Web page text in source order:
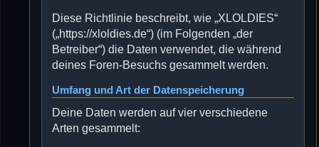
Diese Richtlinie beschreibt, wie „XLOLDIES“
(„https://xloldies.de“) (im Folgenden „der
Betreiber“) die Daten verwendet, die während
deines Foren-Besuchs gesammelt werden.
Umfang und Art der Datenspeicherung
Deine Daten werden auf vier verschiedene
Arten gesammelt: